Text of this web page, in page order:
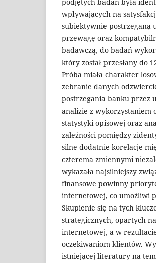
wpływających na
subiektywnie postrzeganą
przewagę oraz
badawczą, do badań
który został przesłany do
Próba miała charakter
zebranie danych
postrzegania banku przez
analizie z wykorzystaniem
statystyki opisowej oraz
zależności pomiędzy
silne dodatnie korelacje
czterema zmiennymi
wykazała najsilniejszy
finansowe powinny
internetowej, co umożliwi
Skupienie się na tych
strategicznych, opartych
internetowej, a w
oczekiwaniom klientów.
istniejącej literatury na